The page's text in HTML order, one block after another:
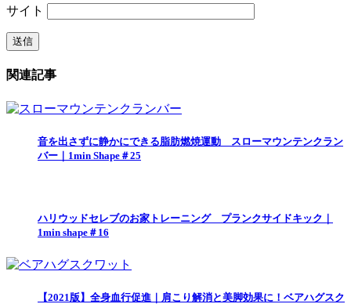
サイト
関連記事
音を出さずに静かにできる脂肪燃焼運動 スローマウンテンクラン
バー｜1min Shape＃25
ハリウッドセレブのお家トレーニング プランクサイドキック｜
1min shape＃16
【2021版】全身血行促進｜肩こり解消と美脚効果に！ベアハグスク